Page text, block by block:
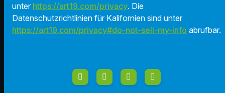
unter https://art19.com/privacy. Die
Datenschutzrichtlinien für Kalifornien sind unter
https://art19.com/privacy#do-not-sell-my-info abrufbar.